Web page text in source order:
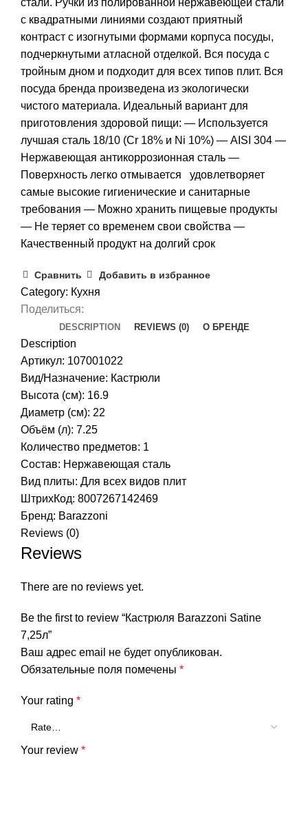
с квадратными линиями создают приятный
контраст с изогнутыми формами корпуса посуды,
подчеркнутыми атласной отделкой. Вся посуда с
тройным дном и подходит для всех типов плит. Вся
посуда бренда произведена из экологически
чистого материала. Идеальный вариант для
приготовления здоровой пищи: — Используется
лучшая сталь 18/10 (Cr 18% и Ni 10%) — AISI 304 —
Нержавеющая антикоррозионная сталь —
Поверхность легко отмывается удовлетворяет
самые высокие гигиенические и санитарные
требования — Можно хранить пищевые продукты
— Не теряет со временем свои свойства —
Качественный продукт на долгий срок
Сравнить Добавить в избранное
Category: Кухня
Поделиться:
DESCRIPTION REVIEWS (0) О БРЕНДЕ
Description
Артикул: 107001022
Вид/Назначение: Кастрюли
Высота (см): 16.9
Диаметр (см): 22
Объём (л): 7.25
Количество предметов: 1
Состав: Нержавеющая сталь
Вид плиты: Для всех видов плит
ШтрихКод: 8007267142469
Бренд: Barazzoni
Reviews (0)
Reviews
There are no reviews yet.
Be the first to review “Кастрюля Barazzoni Satine
7,25л”
Ваш адрес email не будет опубликован.
Обязательные поля помечены *
Your rating *
Your review *